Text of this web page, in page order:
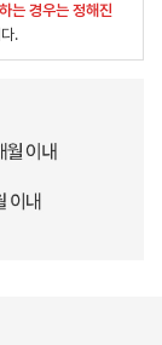
는 경우는 정해진
.